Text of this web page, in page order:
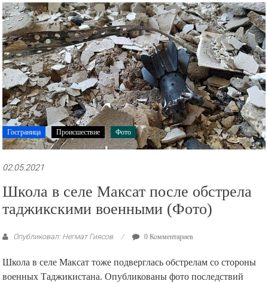
рекламные
ролики
и
презентации.
Госграница Происшествие Фото
02.05.2021
Школа в селе Максат после обстрела
таджикскими военными (Фото)
Опубликовал: Негмат Гиясов 0 Комментариев
Школа в селе Максат тоже подверглась обстрелам со стороны
военных Таджикистана. Опубликованы фото последствий